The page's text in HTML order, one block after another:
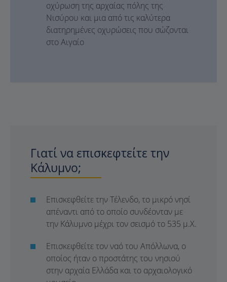
οχύρωση της αρχαίας πόλης της
Νισύρου και μια από τις καλύτερα
διατηρημένες οχυρώσεις που σώζονται
στο Αιγαίο
Γιατί να επισκεφτείτε την
Κάλυμνο;
Επισκεφθείτε την Τέλενδο, το μικρό νησί
απέναντι από το οποίο συνδέονταν με
την Κάλυμνο μέχρι τον σεισμό το 535 μ.Χ.
Επισκεφθείτε τον ναό του Απόλλωνα, ο
οποίος ήταν ο προστάτης του νησιού
στην αρχαία Ελλάδα και το αρχαιολογικό